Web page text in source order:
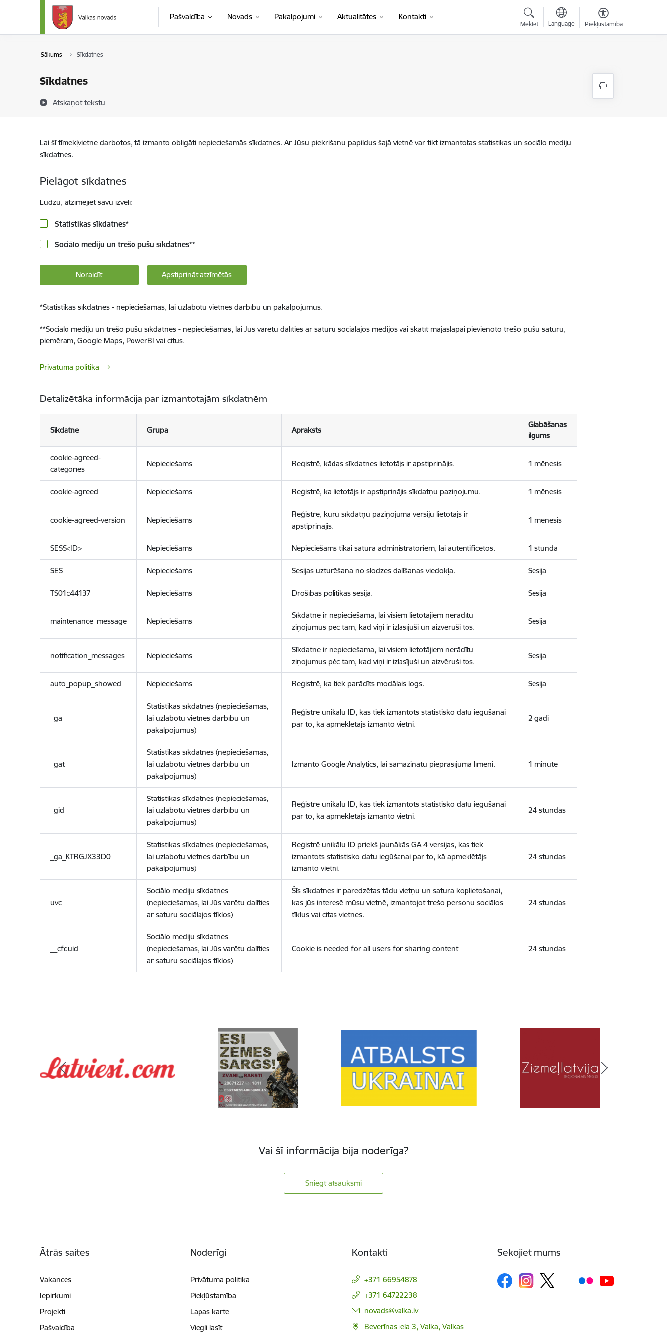
Pāriet uz lapas saturu
Pašvaldība Novads Pakalpojumi Aktualitātes Kontakti
Meklēt Language Piekļūstamība
Sākums Sīkdatnes
Sīkdatnes
Atskaņot tekstu
Lai šī tīmekļvietne darbotos, tā izmanto obligāti nepieciešamās sīkdatnes. Ar Jūsu piekrišanu papildus šajā vietnē var tikt izmantotas statistikas un sociālo mediju
sīkdatnes.
Pielāgot sīkdatnes
Lūdzu, atzīmējiet savu izvēli:
Statistikas sīkdatnes*
Sociālo mediju un trešo pušu sīkdatnes**
Noraidīt Apstiprināt atzīmētās
*Statistikas sīkdatnes - nepieciešamas, lai uzlabotu vietnes darbību un pakalpojumus.
**Sociālo mediju un trešo pušu sīkdatnes - nepieciešamas, lai Jūs varētu dalīties ar saturu sociālajos medijos vai skatīt mājaslapai pievienoto trešo pušu saturu,
piemēram, Google Maps, PowerBI vai citus.
Privātuma politika
Detalizētāka informācija par izmantotajām sīkdatnēm
Sīkdatne Grupa Apraksts
Glabāšanas
ilgums
cookie-agreed-
categories
Nepieciešams Reģistrē, kādas sīkdatnes lietotājs ir apstiprinājis. 1 mēnesis
cookie-agreed Nepieciešams Reģistrē, ka lietotājs ir apstiprinājis sīkdatņu paziņojumu. 1 mēnesis
cookie-agreed-version Nepieciešams
Reģistrē, kuru sīkdatņu paziņojuma versiju lietotājs ir
apstiprinājis.
1 mēnesis
SESS<ID> Nepieciešams Nepieciešams tikai satura administratoriem, lai autentificētos. 1 stunda
SES Nepieciešams Sesijas uzturēšana no slodzes dalīšanas viedokļa. Sesija
TS01c44137 Nepieciešams Drošības politikas sesija. Sesija
maintenance_message Nepieciešams
Sīkdatne ir nepieciešama, lai visiem lietotājiem nerādītu
ziņojumus pēc tam, kad viņi ir izlasījuši un aizvēruši tos.
Sesija
notification_messages Nepieciešams
Sīkdatne ir nepieciešama, lai visiem lietotājiem nerādītu
ziņojumus pēc tam, kad viņi ir izlasījuši un aizvēruši tos.
Sesija
auto_popup_showed Nepieciešams Reģistrē, ka tiek parādīts modālais logs. Sesija
_ga
Statistikas sīkdatnes (nepieciešamas,
lai uzlabotu vietnes darbību un
pakalpojumus)
Reģistrē unikālu ID, kas tiek izmantots statistisko datu iegūšanai
par to, kā apmeklētājs izmanto vietni.
2 gadi
_gat
Statistikas sīkdatnes (nepieciešamas,
lai uzlabotu vietnes darbību un
pakalpojumus)
Izmanto Google Analytics, lai samazinātu pieprasījuma līmeni. 1 minūte
_gid
Statistikas sīkdatnes (nepieciešamas,
lai uzlabotu vietnes darbību un
pakalpojumus)
Reģistrē unikālu ID, kas tiek izmantots statistisko datu iegūšanai
par to, kā apmeklētājs izmanto vietni.
24 stundas
_ga_KTRGJX33D0
Statistikas sīkdatnes (nepieciešamas,
lai uzlabotu vietnes darbību un
pakalpojumus)
Reģistrē unikālu ID priekš jaunākās GA 4 versijas, kas tiek
izmantots statistisko datu iegūšanai par to, kā apmeklētājs
izmanto vietni.
24 stundas
uvc
Sociālo mediju sīkdatnes
(nepieciešamas, lai Jūs varētu dalīties
ar saturu sociālajos tīklos)
Šīs sīkdatnes ir paredzētas tādu vietņu un satura koplietošanai,
kas jūs interesē mūsu vietnē, izmantojot trešo personu sociālos
tīklus vai citas vietnes.
24 stundas
__cfduid
Sociālo mediju sīkdatnes
(nepieciešamas, lai Jūs varētu dalīties
ar saturu sociālajos tīklos)
Cookie is needed for all users for sharing content 24 stundas
Vai šī informācija bija noderīga?
Sniegt atsauksmi
Ātrās saites
Vakances
Iepirkumi
Projekti
Pašvaldība
Noderīgi
Privātuma politika
Piekļūstamība
Lapas karte
Viegli lasīt
Kontakti
+371 66954878
+371 64722238
E-pasts:
novads@valka.lv
Beverīnas iela 3, Valka, Valkas
Sekojiet mums